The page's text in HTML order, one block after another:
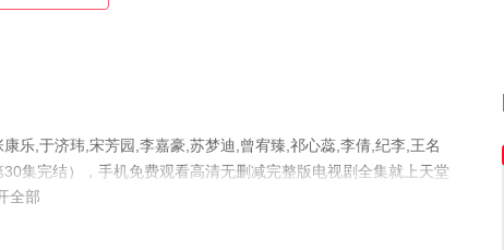
乐,于济玮,宋芳园,李嘉豪,苏梦迪,曾宥臻,祁心蕊,李倩,纪李,王名
集完结），手机免费观看高清无删减完整版电视剧全集就上天堂
解。
全部